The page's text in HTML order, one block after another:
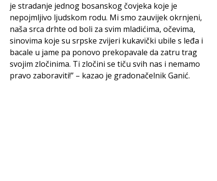
je stradanje jednog bosanskog čovjeka koje je
nepojmljivo ljudskom rodu. Mi smo zauvijek okrnjeni,
naša srca drhte od boli za svim mladićima, očevima,
sinovima koje su srpske zvijeri kukavički ubile s leđa i
bacale u jame pa ponovo prekopavale da zatru trag
svojim zločinima. Ti zločini se tiču svih nas i nemamo
pravo zaboraviti!” – kazao je gradonačelnik Ganić.